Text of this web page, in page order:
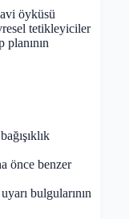
öyküsü
tetikleyiciler
önce benzer
bulgularının